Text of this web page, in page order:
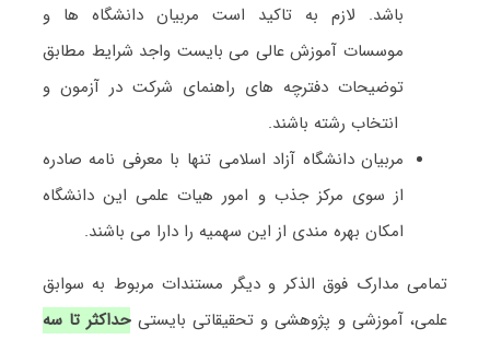
باشد. لازم به تاکید است مربیان دانشگاه ها و
موسسات آموزش عالی می بایست واجد شرایط مطابق
توضیحات دفترچه­ های راهنمای شرکت در آزمون و
انتخاب رشته باشند.
مربیان دانشگاه آزاد اسلامی تنها با معرفی نامه صادره
از سوی مرکز جذب و امور هیات علمی این دانشگاه
امکان بهره مندی از این سهمیه را دارا می باشند.
تمامی مدارک فوق الذکر و دیگر مستندات مربوط به سوابق
علمی، آموزشی و پژوهشی و تحقیقاتی بایستیحداکثر تا سه